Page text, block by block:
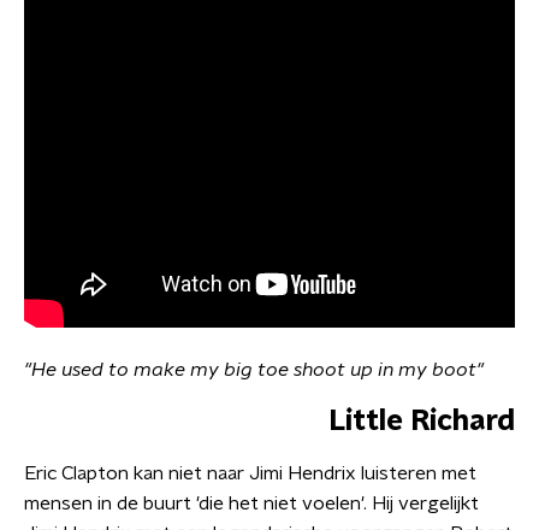
"He used to make my big toe shoot up in my boot"
Little Richard
Eric Clapton kan niet naar Jimi Hendrix luisteren met
mensen in de buurt 'die het niet voelen'. Hij vergelijkt